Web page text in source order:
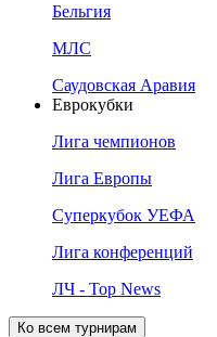
Бельгия
МЛС
Саудовская Аравия
Еврокубки
Лига чемпионов
Лига Европы
Суперкубок УЕФА
Лига конференций
ЛЧ - Top News
Ко всем турнирам